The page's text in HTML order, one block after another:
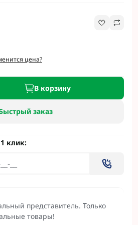
представитель. Только
товары!
цена?
В корзину
заказ
клик: